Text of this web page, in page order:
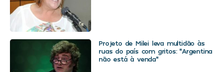
Projeto de Milei leva multidão às
ruas do país com gritos: “Argentina
não está à venda”